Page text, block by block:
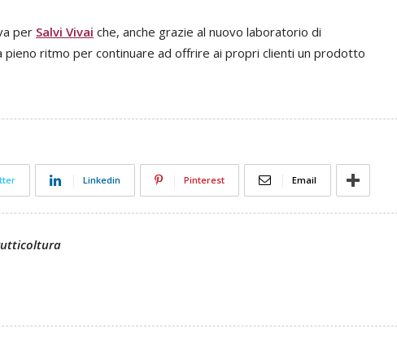
per Salvi Vivai che, anche grazie al nuovo laboratorio di
pieno ritmo per continuare ad offrire ai propri clienti un prodotto
Linkedin Pinterest Email